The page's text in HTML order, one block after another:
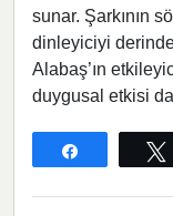
sunar. Şarkının
dinleyiciyi
Alabaş’ın
duygusal etkisi